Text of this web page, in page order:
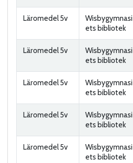
Läromedel 5v
Wisbygymnasi
ets bibliotek
Läromedel 5v
Wisbygymnasi
ets bibliotek
Läromedel 5v
Wisbygymnasi
ets bibliotek
Läromedel 5v
Wisbygymnasi
ets bibliotek
Läromedel 5v
Wisbygymnasi
ets bibliotek